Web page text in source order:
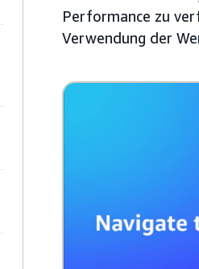
Performance zu
Verwendung der